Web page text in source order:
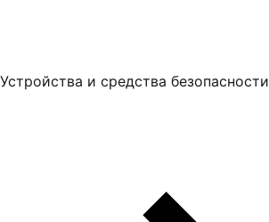
Устройства и средства безопасности